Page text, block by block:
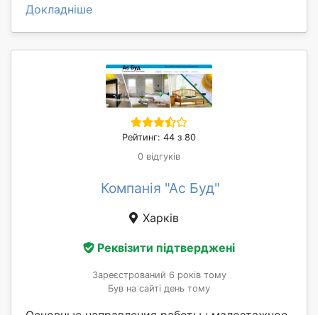
Докладніше
Рейтинг: 44 з 80
0 відгуків
Компанія "Ас Буд"
Харків
Реквізити підтверджені
Зареєстрований 6 років тому
Був на сайті день тому